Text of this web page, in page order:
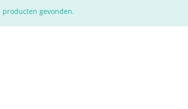
producten gevonden.